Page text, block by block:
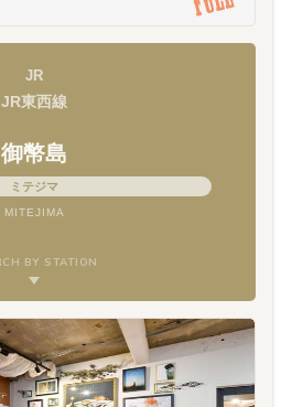
JR
JR東西線
御幣島
ミテジマ
MITEJIMA
BY STATION